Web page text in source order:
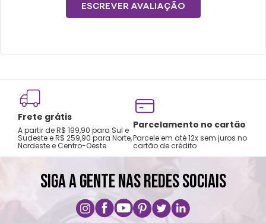
ESCREVER AVALIAÇÃO
Frete grátis
A partir de R$ 199,90 para Sul e
Sudeste e R$ 259,90 para Norte,
Nordeste e Centro-Oeste
Parcelamento no cartão
Parcele em até 12x sem juros no
cartão de crédito
SIGA A GENTE NAS REDES SOCIAIS